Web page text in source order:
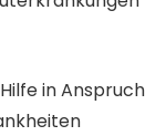
in Anspruch